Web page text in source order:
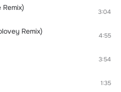
Remix) 3:04
Remix) 4:55
3:54
1:35